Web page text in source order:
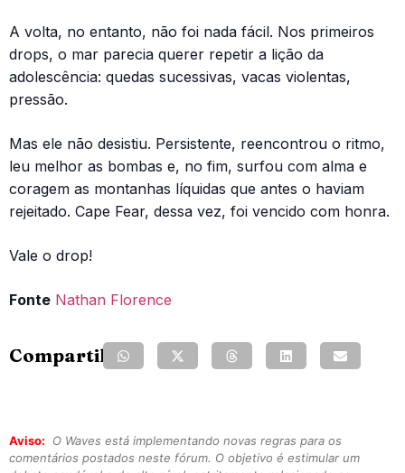
A volta, no entanto, não foi nada fácil. Nos primeiros
drops, o mar parecia querer repetir a lição da
adolescência: quedas sucessivas, vacas violentas,
pressão.
Mas ele não desistiu. Persistente, reencontrou o ritmo,
leu melhor as bombas e, no fim, surfou com alma e
coragem as montanhas líquidas que antes o haviam
rejeitado. Cape Fear, dessa vez, foi vencido com honra.
Vale o drop!
Fonte Nathan Florence
Compartilhe:
Aviso:
O Waves está implementando novas regras para os
comentários postados neste fórum. O objetivo é estimular um